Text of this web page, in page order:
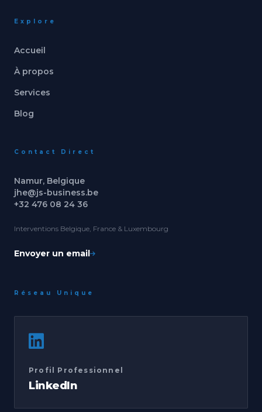
Explore
Accueil
À propos
Services
Blog
Contact Direct
Namur, Belgique
jhe@js-business.be
+32 476 08 24 36
Interventions Belgique, France & Luxembourg
Envoyer un email
Réseau Unique
Profil Professionnel
LinkedIn